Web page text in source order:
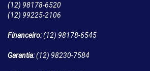
(12) 98178-6520
(12) 99225-2106
Financeiro:(12) 98178-6545
Garantia:(12) 98230-7584